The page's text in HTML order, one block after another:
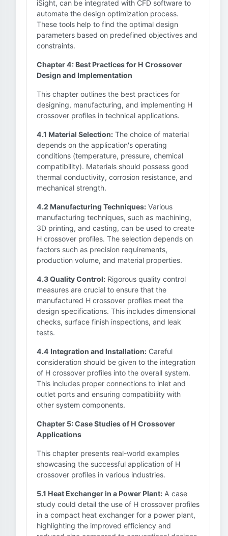
iSight, can be integrated with CFD software to
automate the design optimization process.
These tools help to find the optimal design
parameters based on predefined objectives and
constraints.
Chapter 4: Best Practices for H Crossover
Design and Implementation
This chapter outlines the best practices for
designing, manufacturing, and implementing H
crossover profiles in technical applications.
4.1 Material Selection: The choice of material
depends on the application's operating
conditions (temperature, pressure, chemical
compatibility). Materials should possess good
thermal conductivity, corrosion resistance, and
mechanical strength.
4.2 Manufacturing Techniques: Various
manufacturing techniques, such as machining,
3D printing, and casting, can be used to create
H crossover profiles. The selection depends on
factors such as precision requirements,
production volume, and material properties.
4.3 Quality Control: Rigorous quality control
measures are crucial to ensure that the
manufactured H crossover profiles meet the
design specifications. This includes dimensional
checks, surface finish inspections, and leak
tests.
4.4 Integration and Installation: Careful
consideration should be given to the integration
of H crossover profiles into the overall system.
This includes proper connections to inlet and
outlet ports and ensuring compatibility with
other system components.
Chapter 5: Case Studies of H Crossover
Applications
This chapter presents real-world examples
showcasing the successful application of H
crossover profiles in various industries.
5.1 Heat Exchanger in a Power Plant: A case
study could detail the use of H crossover profiles
in a compact heat exchanger for a power plant,
highlighting the improved efficiency and